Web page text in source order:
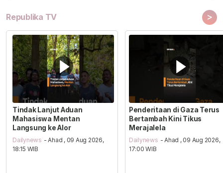
Republika TV >
Tindak Lanjut Aduan
Mahasiswa Mentan
Langsung ke Alor
Dailynews - Ahad , 09 Aug 2026,
18:15 WIB
Penderitaan di Gaza Terus
Bertambah Kini Tikus
Merajalela
Dailynews - Ahad , 09 Aug 2026,
17:00 WIB